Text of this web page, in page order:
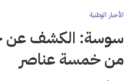
الأخبار الوطنية
سوسة: الكشف عن
من خمسة عناصر